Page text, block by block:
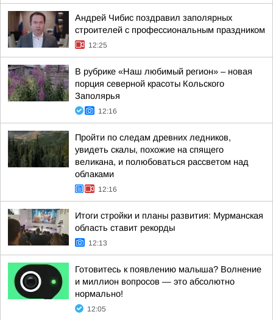
Андрей Чибис поздравил заполярных
строителей с профессиональным праздником
12:25
В рубрике «Наш любимый регион» – новая
порция северной красоты Кольского
Заполярья
12:16
Пройти по следам древних ледников,
увидеть скалы, похожие на спящего
великана, и полюбоваться рассветом над
облаками
12:16
Итоги стройки и планы развития: Мурманская
область ставит рекорды
12:13
Готовитесь к появлению малыша? Волнение
и миллион вопросов — это абсолютно
нормально!
12:05